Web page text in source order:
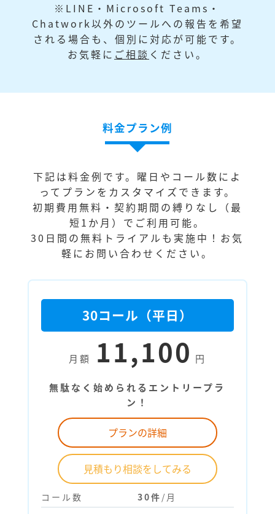
※LINE・Microsoft Teams・
Chatwork以外のツールへの報告を希望
される場合も、個別に対応が可能です。
お気軽に ご相談 ください。
料金プラン例
下記は料金例です。曜日やコール数によ
ってプランをカスタマイズできます。
初期費用無料・契約期間の縛りなし（最
短1か月）でご利用可能。
30日間の無料トライアルも実施中！お気
軽にお問い合わせください。
30コール（平日）
月額 11,100 円
無駄なく始められるエントリープラ
ン！
プランの詳細
見積もり相談をしてみる
コール数 30件 /月